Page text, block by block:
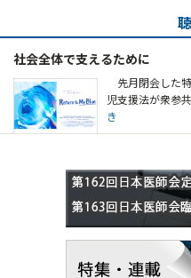
社会全体で支えるために
先月閉会した
児支援法が衆参
き